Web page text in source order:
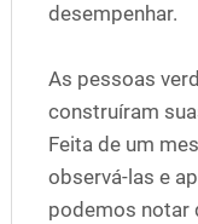
desempenhar.
As pessoas
construíram
Feita de um
observá-las e
podemos notar